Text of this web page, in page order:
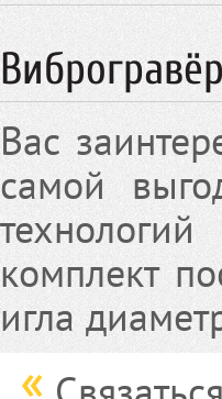
Вас
самой
комплект
игла